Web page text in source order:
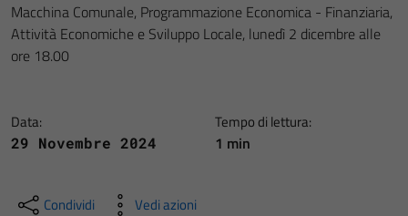
Macchina Comunale, Programmazione Economica - Finanziaria,
Attività Economiche e Sviluppo Locale, lunedì 2 dicembre alle
ore 18.00
Data:
29 Novembre 2024
Tempo di lettura:
1 min
Condividi Vedi azioni